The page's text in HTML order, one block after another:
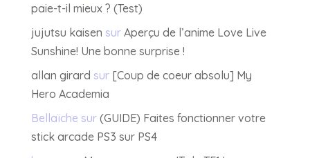
paie-t-il mieux ? (Test)
jujutsu kaisen sur Aperçu de l’anime Love Live
Sunshine! Une bonne surprise !
allan girard sur [Coup de coeur absolu] My
Hero Academia
Bellaïche sur (GUIDE) Faites fonctionner votre
stick arcade PS3 sur PS4